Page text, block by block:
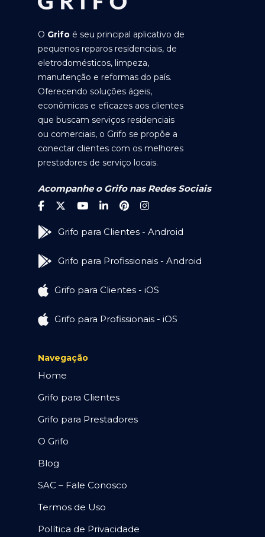
O Grifo é seu principal aplicativo de
pequenos reparos residenciais, de
eletrodomésticos, limpeza,
manutenção e reformas do país.
Oferecendo soluções ágeis,
econômicas e eficazes aos clientes
que buscam serviços residenciais
ou comerciais, o Grifo se propõe a
conectar clientes com os melhores
prestadores de serviço locais.
Acompanhe o Grifo nas Redes Sociais
Grifo para Clientes - Android
Grifo para Profissionais - Android
Grifo para Clientes - iOS
Grifo para Profissionais - iOS
Navegação
Home
Grifo para Clientes
Grifo para Prestadores
O Grifo
Blog
SAC – Fale Conosco
Termos de Uso
Política de Privacidade